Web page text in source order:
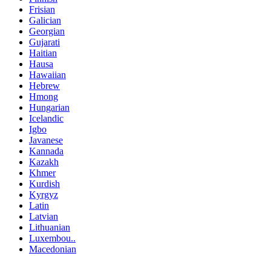
Frisian
Galician
Georgian
Gujarati
Haitian
Hausa
Hawaiian
Hebrew
Hmong
Hungarian
Icelandic
Igbo
Javanese
Kannada
Kazakh
Khmer
Kurdish
Kyrgyz
Latin
Latvian
Lithuanian
Luxembou..
Macedonian